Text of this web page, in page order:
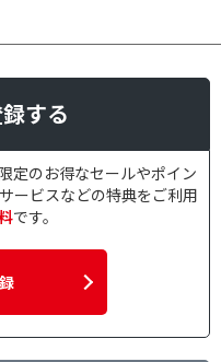
片耳使用不可
専用アプリ非対応
する
定のお得なセールやポイン
ービスなどの特典をご利用
です。